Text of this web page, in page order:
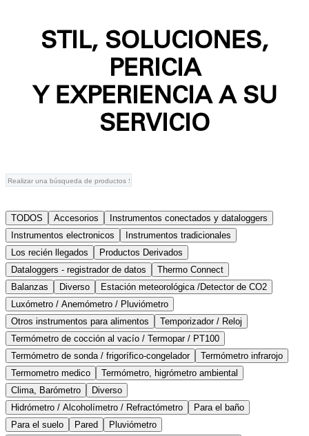
STIL, SOLUCIONES,
PERICIA
Y EXPERIENCIA A SU
SERVICIO
TODOS Accesorios
Instrumentos conectados y dataloggers
Instrumentos electronicos
Instrumentos tradicionales
Los recién llegados
Productos Derivados
Dataloggers - registrador de datos
Thermo Connect
Balanzas
Diverso
Estación meteorológica /Detector de CO2
Luxómetro / Anemómetro / Pluviómetro
Otros instrumentos para alimentos
Temporizador / Reloj
Termómetro de cocción al vacío / Termopar / PT100
Termómetro de sonda / frigorífico-congelador
Termómetro infrarojo
Termometro medico
Termómetro, higrómetro ambiental
Clima, Barómetro
Diverso
Hidrómetro / Alcoholímetro / Refractómetro
Para el baño
Para el suelo
Pared
Pluviómetro